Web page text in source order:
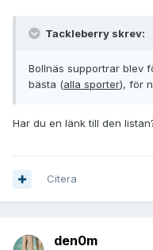
Tackleberry skrev:
Bollnäs supportrar blev
bästa (alla sporter), för
Har du en länk till den
Citera
den0m